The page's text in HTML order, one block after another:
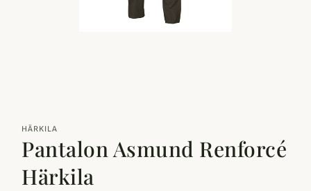
HÄRKILA
Pantalon Asmund Renforcé
Härkila